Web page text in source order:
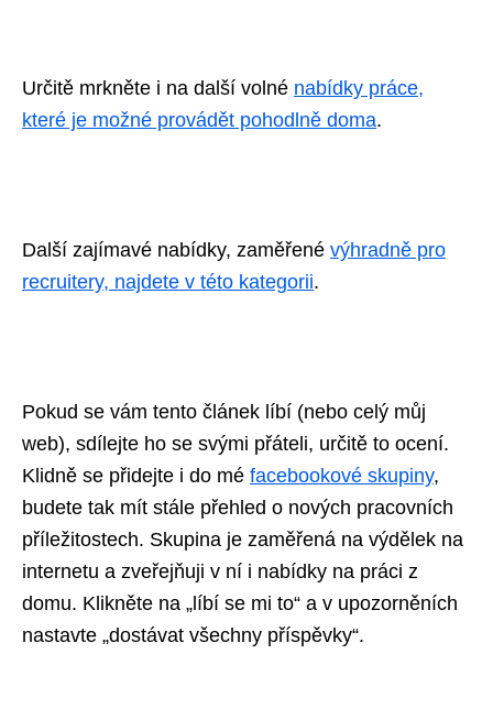
Určitě mrkněte i na další volné nabídky práce,
které je možné provádět pohodlně doma.
Další zajímavé nabídky, zaměřené výhradně pro
recruitery, najdete v této kategorii.
Pokud se vám tento článek líbí (nebo celý můj
web), sdílejte ho se svými přáteli, určitě to ocení.
Klidně se přidejte i do mé facebookové skupiny,
budete tak mít stále přehled o nových pracovních
příležitostech. Skupina je zaměřená na výdělek na
internetu a zveřejňuji v ní i nabídky na práci z
domu. Klikněte na „líbí se mi to“ a v upozorněních
nastavte „dostávat všechny příspěvky“.